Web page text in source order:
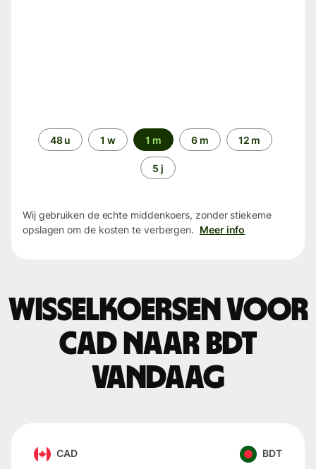
Periode48 u 1 w 1 m 6 m 12 m
5 j
Wij gebruiken de echte middenkoers, zonder stiekeme
opslagen om de kosten te verbergen. Meer info
Wisselkoersen voor
CAD naar BDT
vandaag
CAD BDT